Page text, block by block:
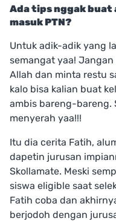
Ada tips nggak buat
masuk PTN?
Untuk adik-adik yang
semangat yaa!
Allah dan minta restu
kalo bisa kalian buat
ambis bareng-bareng.
menyerah yaa!!!
Itu dia cerita Fatih,
dapetin jurusan
Skollamate. Meski
siswa eligible saat
Fatih coba dan
berjodoh dengan